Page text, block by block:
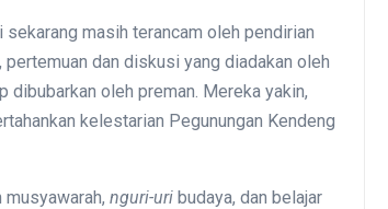
masih terancam oleh pendirian
dan diskusi yang diadakan oleh
dibubarkan oleh preman. Mereka yakin,
kelestarian Pegunungan Kendeng
nguri-uri budaya, dan belajar